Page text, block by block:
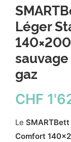
Léger
gaz
CHF
Le
Comfort